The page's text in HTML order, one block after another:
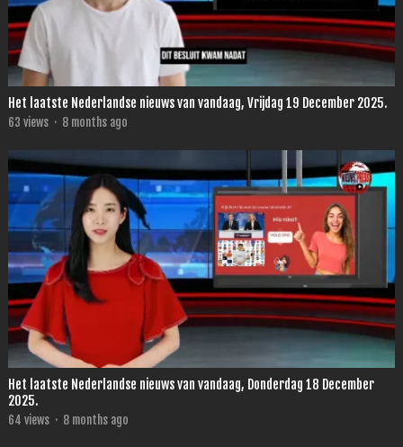
Het laatste Nederlandse nieuws van vandaag, Vrijdag 19 December 2025.
63 views · 8 months ago
Het laatste Nederlandse nieuws van vandaag, Donderdag 18 December
2025.
64 views · 8 months ago